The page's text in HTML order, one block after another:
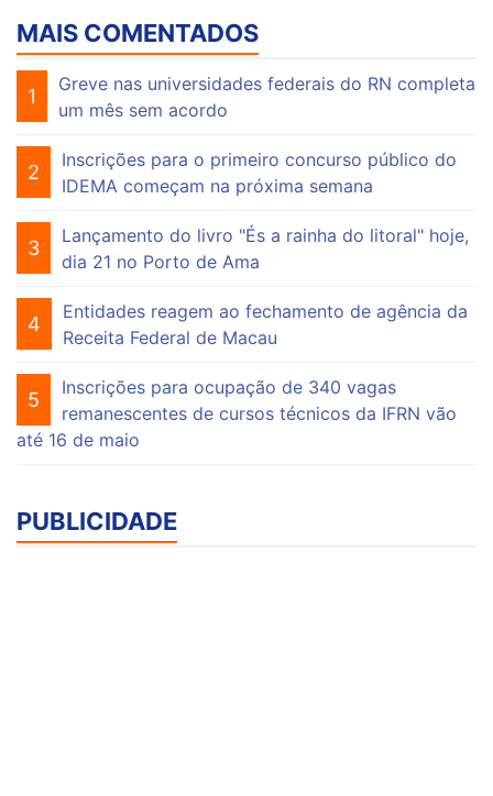
MAIS COMENTADOS
1
Greve nas universidades federais do RN completa
um mês sem acordo
2
Inscrições para o primeiro concurso público do
IDEMA começam na próxima semana
3
Lançamento do livro "És a rainha do litoral" hoje,
dia 21 no Porto de Ama
4
Entidades reagem ao fechamento de agência da
Receita Federal de Macau
5
Inscrições para ocupação de 340 vagas
remanescentes de cursos técnicos da IFRN vão
até 16 de maio
PUBLICIDADE